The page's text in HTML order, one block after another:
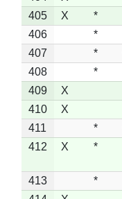
405
X *
406
*
407
*
408
*
409
X
410
X
411
*
412
X *
413 *